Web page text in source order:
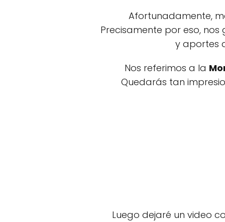
Afortunadamente,
Precisamente por eso,
y aportes
Nos referimos a la
Quedarás tan
Luego dejaré un video